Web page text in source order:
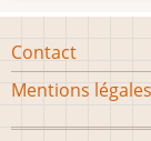
Footer
menu
Contact
Mentions légales